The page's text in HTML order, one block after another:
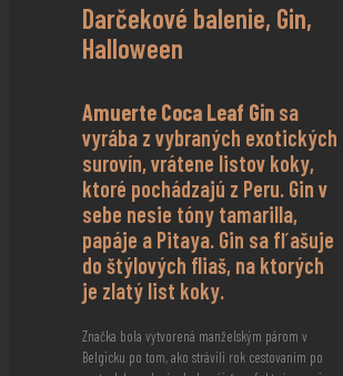
Darčekové balenie, Gin,
Halloween
Amuerte Coca Leaf Gin sa
vyrába z vybraných exotických
surovín, vrátene listov koky,
ktoré pochádzajú z Peru. Gin v
sebe nesie tóny tamarilla,
papáje a Pitaya. Gin sa fľašuje
do štýlových fliaš, na ktorých
je zlatý list koky.
Značka bola vytvorená manželským párom v
Belgicku po tom, ako strávili rok cestovaním po